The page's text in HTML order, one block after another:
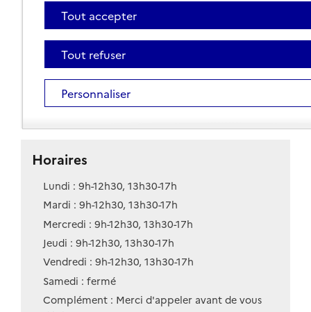
05 46 48 17 99
Contact
Site internet
Horaires
Lundi : 9h-12h30, 13h30-17h
Mardi : 9h-12h30, 13h30-17h
Mercredi : 9h-12h30, 13h30-17h
Jeudi : 9h-12h30, 13h30-17h
Vendredi : 9h-12h30, 13h30-17h
Samedi : fermé
Complément : Merci d'appeler avant de vous
Tout accepter
Tout refuser
Personnaliser